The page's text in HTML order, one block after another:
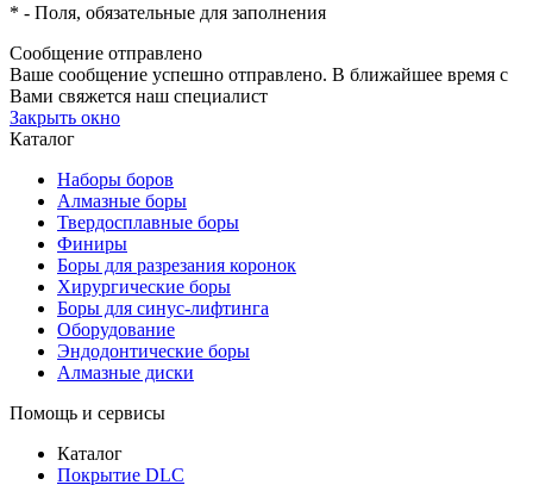
* - Поля, обязательные для заполнения
Сообщение отправлено
Ваше сообщение успешно отправлено. В ближайшее время с
Вами свяжется наш специалист
Закрыть окно
Каталог
Наборы боров
Алмазные боры
Твердосплавные боры
Финиры
Боры для разрезания коронок
Хирургические боры
Боры для синус-лифтинга
Оборудование
Эндодонтические боры
Алмазные диски
Помощь и сервисы
Каталог
Покрытие DLC